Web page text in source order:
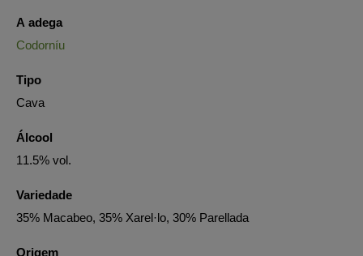
A adega
Codorníu
Tipo
Cava
Álcool
11.5% vol.
Variedade
35% Macabeo, 35% Xarel·lo, 30% Parellada
Origem